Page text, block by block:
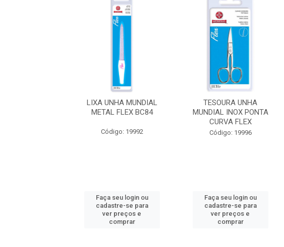
LIXA UNHA MUNDIAL
METAL FLEX BC84
Código: 19992
Faça seu login ou
cadastre-se para
ver preços e
comprar
TESOURA UNHA
MUNDIAL INOX PONTA
CURVA FLEX
Código: 19996
Faça seu login ou
cadastre-se para
ver preços e
comprar